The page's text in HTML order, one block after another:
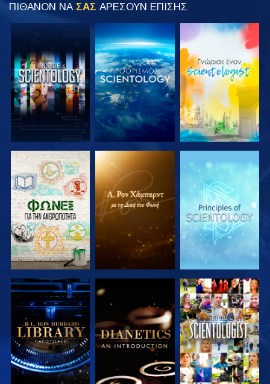
ΠΙΘΑΝΟΝ ΝΑ ΣΑΣ ΑΡΕΣΟΥΝ ΕΠΙΣΗΣ
ΕΞΕΡΕΥΝΗΣΤΕ
ΤΗ ΣΕΙΡΑ
ΕΞΕΡΕΥΝΗΣΤΕ
ΤΗ ΣΕΙΡΑ
ΕΞΕΡΕΥΝΗΣΤΕ
ΤΗ ΣΕΙΡΑ
ΕΞΕΡΕΥΝΗΣΤΕ
ΤΗ ΣΕΙΡΑ
ΕΞΕΡΕΥΝΗΣΤΕ
ΤΗ ΣΕΙΡΑ
ΠΑΡΑΚΟΛΟΥΘΗΣΤΕ